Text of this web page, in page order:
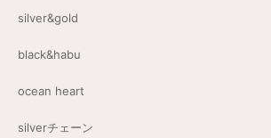
silver&gold
black&habu
ocean heart
silverチェーン